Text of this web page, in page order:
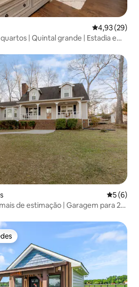
4,93 de uma
4,93 (29)
| Quintal grande | Estadia em
5 de
5 (6)
de estimação | Garagem para 2